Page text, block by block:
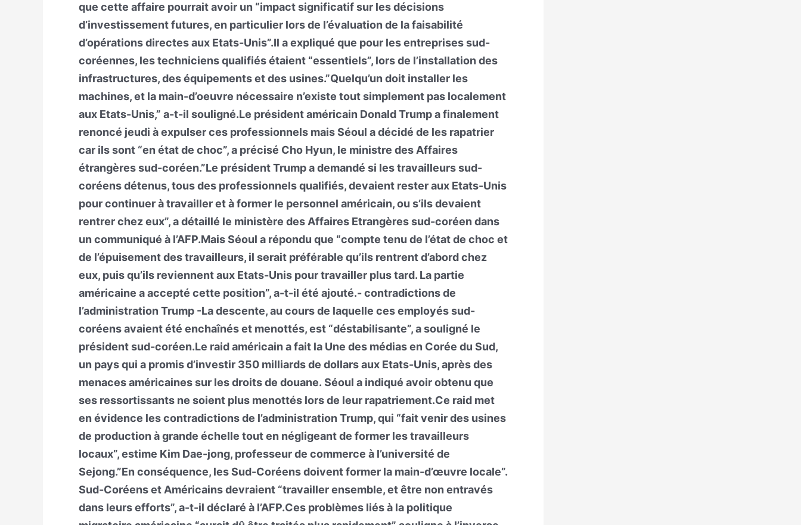
que cette affaire pourrait avoir un “impact significatif sur les décisions
d’investissement futures, en particulier lors de l’évaluation de la faisabilité
d’opérations directes aux Etats-Unis”.Il a expliqué que pour les entreprises sud-
coréennes, les techniciens qualifiés étaient “essentiels”, lors de l’installation des
infrastructures, des équipements et des usines.”Quelqu’un doit installer les
machines, et la main-d’oeuvre nécessaire n’existe tout simplement pas localement
aux Etats-Unis,” a-t-il souligné.Le président américain Donald Trump a finalement
renoncé jeudi à expulser ces professionnels mais Séoul a décidé de les rapatrier
car ils sont “en état de choc”, a précisé Cho Hyun, le ministre des Affaires
étrangères sud-coréen.”Le président Trump a demandé si les travailleurs sud-
coréens détenus, tous des professionnels qualifiés, devaient rester aux Etats-Unis
pour continuer à travailler et à former le personnel américain, ou s’ils devaient
rentrer chez eux”, a détaillé le ministère des Affaires Etrangères sud-coréen dans
un communiqué à l’AFP.Mais Séoul a répondu que “compte tenu de l’état de choc et
de l’épuisement des travailleurs, il serait préférable qu’ils rentrent d’abord chez
eux, puis qu’ils reviennent aux Etats-Unis pour travailler plus tard. La partie
américaine a accepté cette position”, a-t-il été ajouté.- contradictions de
l’administration Trump -La descente, au cours de laquelle ces employés sud-
coréens avaient été enchaînés et menottés, est “déstabilisante”, a souligné le
président sud-coréen.Le raid américain a fait la Une des médias en Corée du Sud,
un pays qui a promis d’investir 350 milliards de dollars aux Etats-Unis, après des
menaces américaines sur les droits de douane. Séoul a indiqué avoir obtenu que
ses ressortissants ne soient plus menottés lors de leur rapatriement.Ce raid met
en évidence les contradictions de l’administration Trump, qui “fait venir des usines
de production à grande échelle tout en négligeant de former les travailleurs
locaux”, estime Kim Dae-jong, professeur de commerce à l’université de
Sejong.”En conséquence, les Sud-Coréens doivent former la main-d’œuvre locale”.
Sud-Coréens et Américains devraient “travailler ensemble, et être non entravés
dans leurs efforts”, a-t-il déclaré à l’AFP.Ces problèmes liés à la politique